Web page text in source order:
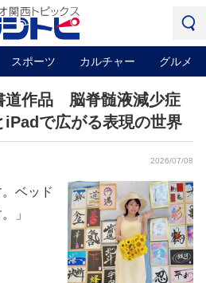
スポーツ カルチャー グルメ
道作品 脳脊髄液減少症
で広がる表現の世界
2026/07/08
ベッド
」